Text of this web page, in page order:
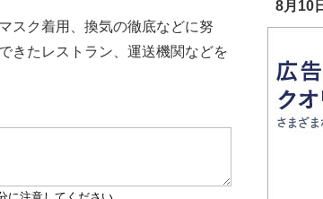
スク着用、換気の徹底などに努
きたレストラン、運送機関などを
8月10